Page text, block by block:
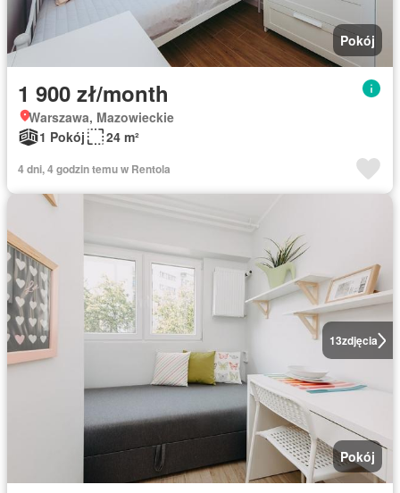
Pokój
1 900 zł/month
Warszawa, Mazowieckie
1 Pokój
24 m²
4 dni, 4 godzin temu w Rentola
13zdjęcia
Pokój